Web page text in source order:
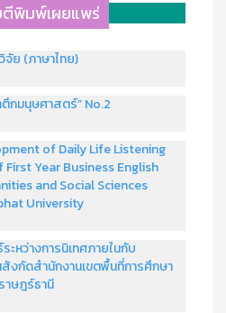
ตีพิมพ์เผยแพร่
จัย (ภาษาไทย)
กมนุษศาสตร์” No.2
of Daily Life Listening
Year Business English
and Social Sciences
University
ะหว่างการนิเทศภายในกับ
งกัดสำนักงานเขตพื้นที่การศึกษา
าษฎร์ธานี